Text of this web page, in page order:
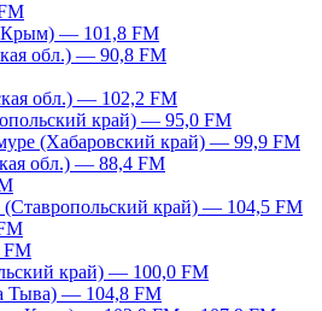
Крым) — 101,8 FM
обл.) — 90,8 FM
обл.) — 102,2 FM
край) — 95,0 FM
(Хабаровский край) — 99,9 FM
обл.) — 88,4 FM
(Ставропольский край) — 104,5 FM
FM
край) — 100,0 FM
Тыва) — 104,8 FM